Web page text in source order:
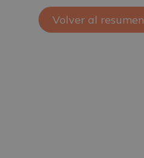
Volver al resumen